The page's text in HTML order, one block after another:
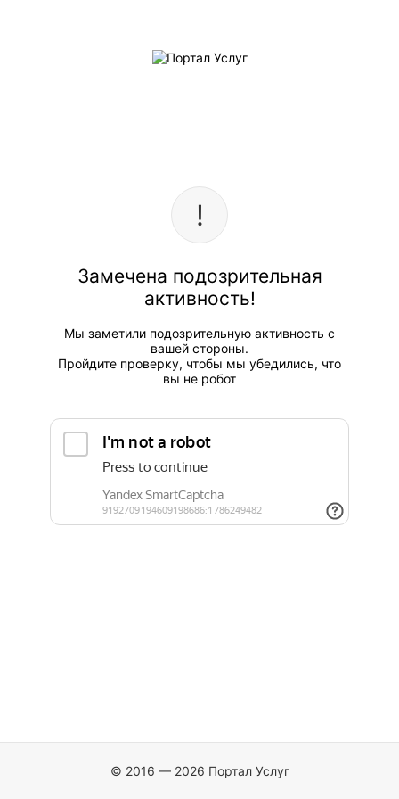
Замечена подозрительная
активность!
Мы заметили подозрительную активность с
вашей стороны.
Пройдите проверку, чтобы мы убедились, что
вы не робот
© 2016 — 2026 Портал Услуг